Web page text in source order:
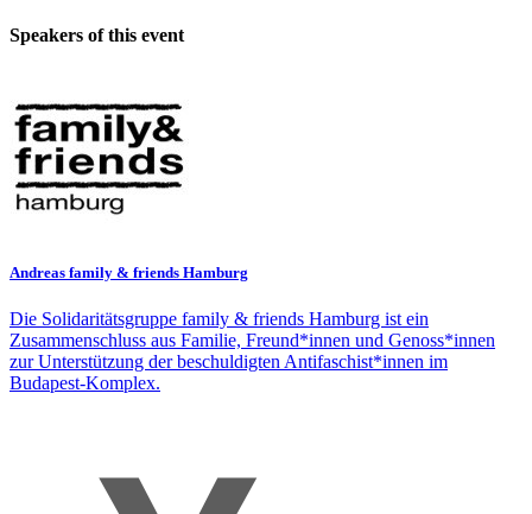
Speakers of this event
Andreas family & friends Hamburg
Die Solidaritätsgruppe family & friends Hamburg ist ein
Zusammenschluss aus Familie, Freund*innen und Genoss*innen
zur Unterstützung der beschuldigten Antifaschist*innen im
Budapest-Komplex.